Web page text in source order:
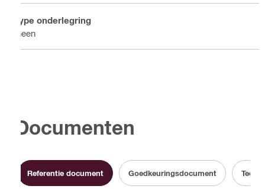
Type onderlegring
Geen
Documenten
Referentie document Goedkeuringsdocument